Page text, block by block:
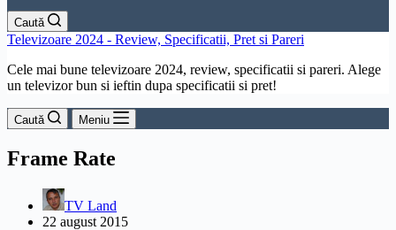
Caută
Televizoare 2024 - Review, Specificatii, Pret si Pareri
Cele mai bune televizoare 2024, review, specificatii si pareri. Alege
un televizor bun si ieftin dupa specificatii si pret!
Caută Meniu
Frame Rate
TV Land
22 august 2015